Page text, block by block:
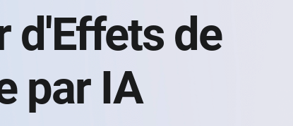
d'Effets de
par IA